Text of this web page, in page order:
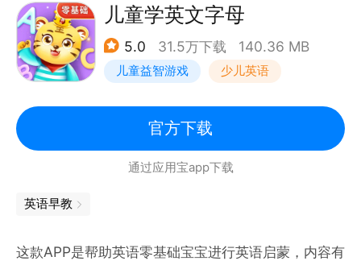
儿童学英文字母
5.0 31.5万下载 140.36 MB
儿童益智游戏 少儿英语
官方下载
通过应用宝app下载
英语早教
这款APP是帮助英语零基础宝宝进行英语启蒙，内容有